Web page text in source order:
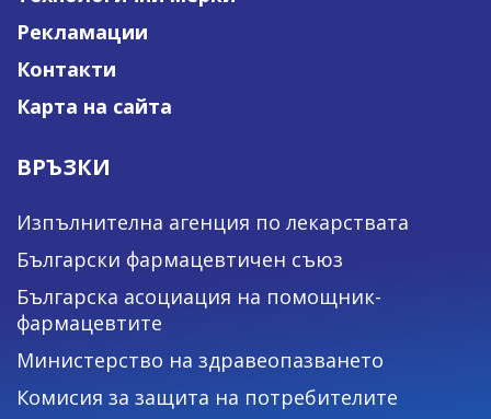
Рекламации
Контакти
Карта на сайта
ВРЪЗКИ
Изпълнителна агенция по лекарствата
Български фармацевтичен съюз
Българска асоциация на помощник-
фармацевтите
Министерство на здравеопазването
Комисия за защита на потребителите